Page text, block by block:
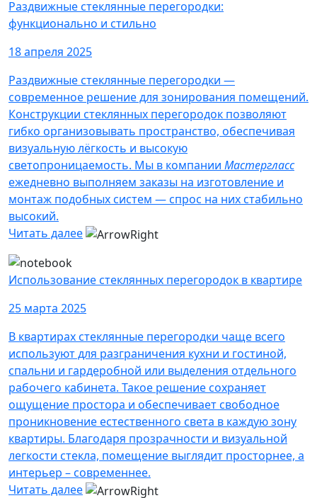
Раздвижные стеклянные перегородки:
функционально и стильно
18 апреля 2025
Раздвижные стеклянные перегородки —
современное решение для зонирования помещений.
Конструкции стеклянных перегородок позволяют
гибко организовывать пространство, обеспечивая
визуальную лёгкость и высокую
светопроницаемость. Мы в компании Мастергласс
ежедневно выполняем заказы на изготовление и
монтаж подобных систем — спрос на них стабильно
высокий.
Читать далее
Использование стеклянных перегородок в квартире
25 марта 2025
В квартирах стеклянные перегородки чаще всего
используют для разграничения кухни и гостиной,
спальни и гардеробной или выделения отдельного
рабочего кабинета. Такое решение сохраняет
ощущение простора и обеспечивает свободное
проникновение естественного света в каждую зону
квартиры. Благодаря прозрачности и визуальной
легкости стекла, помещение выглядит просторнее, а
интерьер – современнее.
Читать далее